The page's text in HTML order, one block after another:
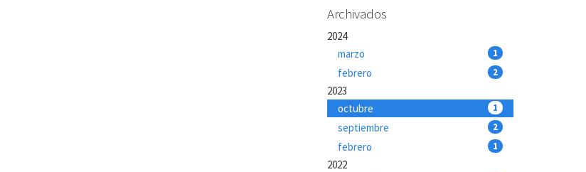
Archivados
2024
marzo
1
febrero 2
2023
octubre
1
septiembre 2
febrero 1
2022